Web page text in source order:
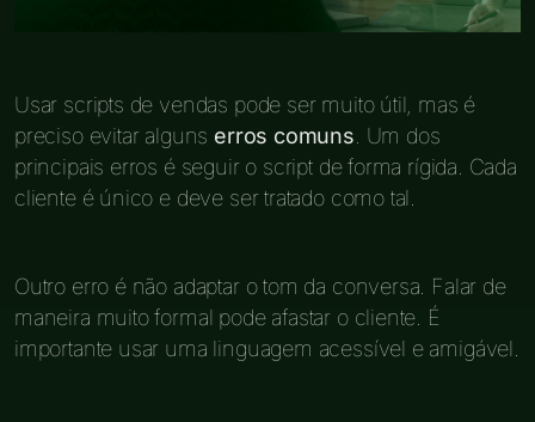
Usar scripts de vendas pode ser muito útil, mas é
preciso evitar alguns erros comuns . Um dos
principais erros é seguir o script de forma rígida. Cada
cliente é único e deve ser tratado como tal.
Outro erro é não adaptar o tom da conversa. Falar de
maneira muito formal pode afastar o cliente. É
importante usar uma linguagem acessível e amigável.